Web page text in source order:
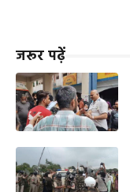
जरूर पढ़ें